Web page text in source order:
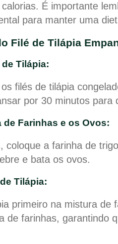
É importante
para manter uma
Filé de Tilápia
Tilápia:
filés de tilápia
por 30 minutos para
de Farinhas e os Ovos:
coloque a farinha de
e bata os ovos.
Tilápia:
primeiro na mistura de
de farinhas, garantindo